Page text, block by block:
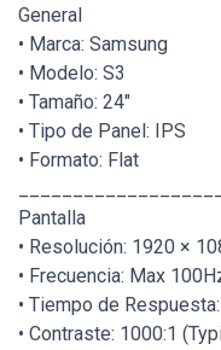
General
• Marca: Samsung
• Modelo: S3
• Tamaño: 24"
• Tipo de Panel: IPS
• Formato: Flat
Pantalla
• Resolución: 1920 ×
• Frecuencia: Max
• Tiempo de
• Contraste: 1000:1